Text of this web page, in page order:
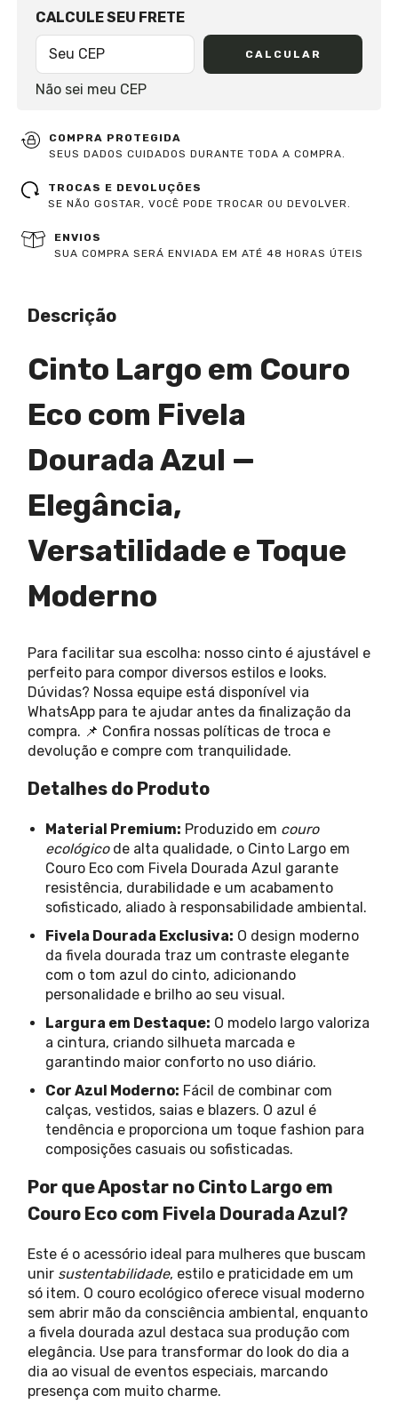
OPÇÕES DE FRETE
CALCULE SEU FRETE
CALCULAR
Não sei meu CEP
COMPRA PROTEGIDA
SEUS DADOS CUIDADOS DURANTE TODA A COMPRA.
TROCAS E DEVOLUÇÕES
SE NÃO GOSTAR, VOCÊ PODE TROCAR OU DEVOLVER.
ENVIOS
SUA COMPRA SERÁ ENVIADA EM ATÉ 48 HORAS ÚTEIS
Descrição
Cinto Largo em Couro
Eco com Fivela
Dourada Azul —
Elegância,
Versatilidade e Toque
Moderno
Para facilitar sua escolha: nosso cinto é ajustável e
perfeito para compor diversos estilos e looks.
Dúvidas? Nossa equipe está disponível via
WhatsApp para te ajudar antes da finalização da
compra. 📌 Confira nossas políticas de troca e
devolução e compre com tranquilidade.
Detalhes do Produto
Material Premium: Produzido em couro
ecológicode alta qualidade, o Cinto Largo em
Couro Eco com Fivela Dourada Azul garante
resistência, durabilidade e um acabamento
sofisticado, aliado à responsabilidade ambiental.
Fivela Dourada Exclusiva: O design moderno
da fivela dourada traz um contraste elegante
com o tom azul do cinto, adicionando
personalidade e brilho ao seu visual.
Largura em Destaque: O modelo largo valoriza
a cintura, criando silhueta marcada e
garantindo maior conforto no uso diário.
Cor Azul Moderno: Fácil de combinar com
calças, vestidos, saias e blazers. O azul é
tendência e proporciona um toque fashion para
composições casuais ou sofisticadas.
Por que Apostar no Cinto Largo em
Couro Eco com Fivela Dourada Azul?
Este é o acessório ideal para mulheres que buscam
unir sustentabilidade, estilo e praticidade em um
só item. O couro ecológico oferece visual moderno
sem abrir mão da consciência ambiental, enquanto
a fivela dourada azul destaca sua produção com
elegância. Use para transformar do look do dia a
dia ao visual de eventos especiais, marcando
presença com muito charme.